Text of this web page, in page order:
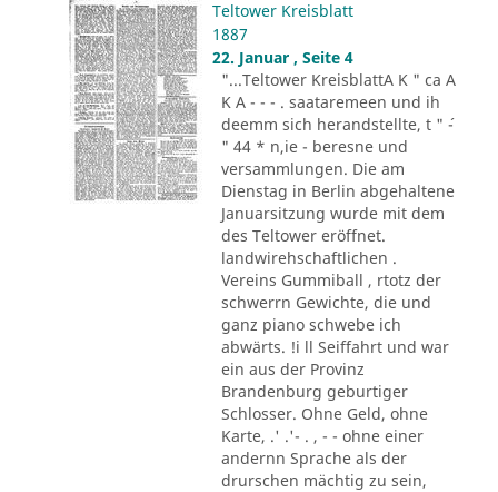
Teltower Kreisblatt
1887
22. Januar , Seite 4
"...Teltower KreisblattA K " ca A
K A - - - . saataremeen und ih
deemm sich herandstellte, t " ´-
" 44 * n,ie - beresne und
versammlungen. Die am
Dienstag in Berlin abgehaltene
Januarsitzung wurde mit dem
des Teltower eröffnet.
landwirehschaftlichen .
Vereins Gummiball , rtotz der
schwerrn Gewichte, die und
ganz piano schwebe ich
abwärts. !i ll Seiffahrt und war
ein aus der Provinz
Brandenburg geburtiger
Schlosser. Ohne Geld, ohne
Karte, .' .'- . , - - ohne einer
andernn Sprache als der
drurschen mächtig zu sein,